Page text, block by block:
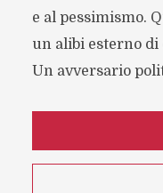
e al pessimismo.
un alibi esterno di
Un avversario